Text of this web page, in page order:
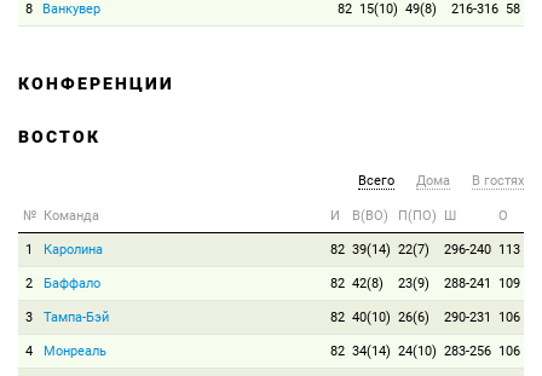
8 Ванкувер 82 15(10) 49(8) 216-316 58
КОНФЕРЕНЦИИ
ВОСТОК
Всего Дома В гостях
№ Команда И В(ВО) П(ПО) Ш О
1 Каролина 82 39(14) 22(7) 296-240 113
2 Баффало 82 42(8) 23(9) 288-241 109
3 Тампа-Бэй 82 40(10) 26(6) 290-231 106
4 Монреаль 82 34(14) 24(10) 283-256 106